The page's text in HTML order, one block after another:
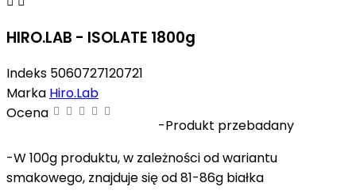
HIRO.LAB - ISOLATE 1800g
Indeks 5060727120721
Marka Hiro.Lab
Ocena
-Produkt przebadany
-W 100g produktu, w zależności od wariantu
smakowego, znajduje się od 81-86g białka